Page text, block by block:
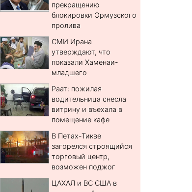
прекращению
блокировки Ормузского
пролива
СМИ Ирана
утверждают, что
показали Хаменаи-
младшего
Раат: пожилая
водительница снесла
витрину и въехала в
помещение кафе
В Петах-Тикве
загорелся строящийся
торговый центр,
возможен поджог
ЦАХАЛ и ВС США в